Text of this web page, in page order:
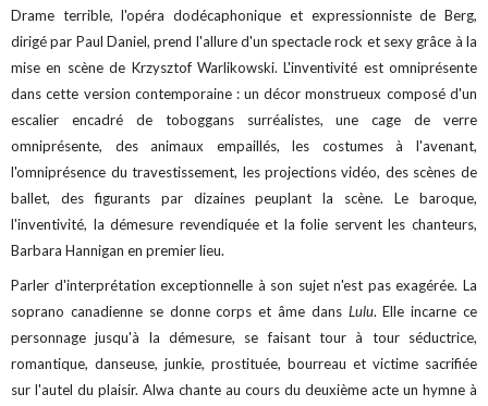
Drame terrible, l'opéra dodécaphonique et expressionniste de Berg,
dirigé par Paul Daniel, prend l'allure d'un spectacle rock et sexy grâce à la
mise en scène de Krzysztof Warlikowski. L'inventivité est omniprésente
dans cette version contemporaine : un décor monstrueux composé d'un
escalier encadré de toboggans surréalistes, une cage de verre
omniprésente, des animaux empaillés, les costumes à l'avenant,
l'omniprésence du travestissement, les projections vidéo, des scènes de
ballet, des figurants par dizaines peuplant la scène. Le baroque,
l'inventivité, la démesure revendiquée et la folie servent les chanteurs,
Barbara Hannigan en premier lieu.
Parler d'interprétation exceptionnelle à son sujet n'est pas exagérée. La
soprano canadienne se donne corps et âme dans Lulu. Elle incarne ce
personnage jusqu'à la démesure, se faisant tour à tour séductrice,
romantique, danseuse, junkie, prostituée, bourreau et victime sacrifiée
sur l'autel du plaisir. Alwa chante au cours du deuxième acte un hymne à